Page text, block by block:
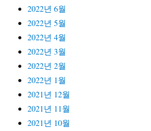
2022년 6월
2022년 5월
2022년 4월
2022년 3월
2022년 2월
2022년 1월
2021년 12월
2021년 11월
2021년 10월